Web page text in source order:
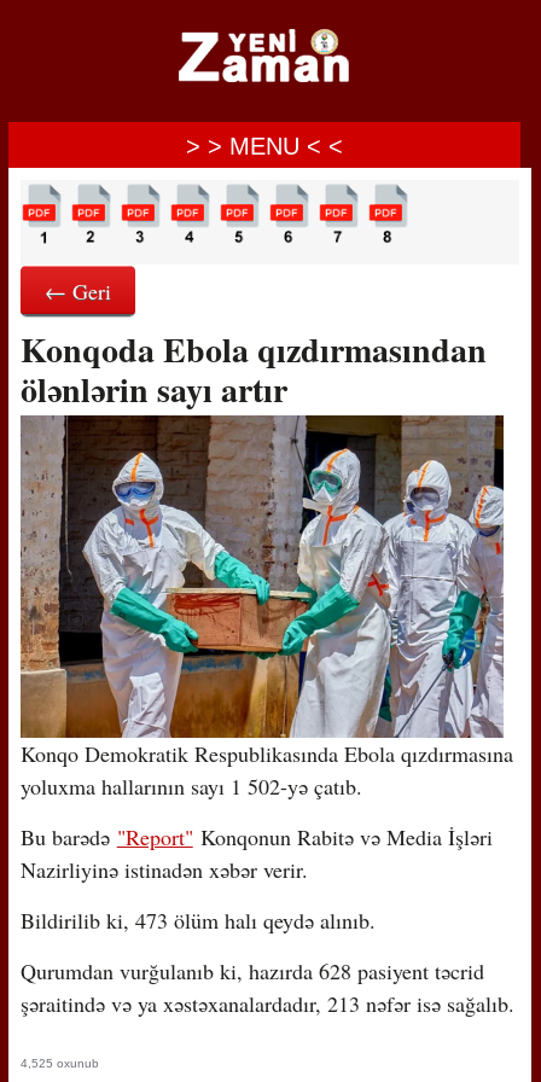
> > MENU < <
← Geri
Konqoda Ebola qızdırmasından
ölənlərin sayı artır
Konqo Demokratik Respublikasında Ebola qızdırmasına
yoluxma hallarının sayı 1 502-yə çatıb.
Bu barədə "Report" Konqonun Rabitə və Media İşləri
Nazirliyinə istinadən xəbər verir.
Bildirilib ki, 473 ölüm halı qeydə alınıb.
Qurumdan vurğulanıb ki, hazırda 628 pasiyent təcrid
şəraitində və ya xəstəxanalardadır, 213 nəfər isə sağalıb.
4,525 oxunub